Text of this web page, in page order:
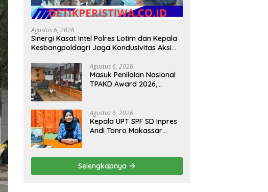
Agustus 6, 2026
Sinergi Kasat Intel Polres Lotim dan Kepala
Kesbangpoldagri Jaga Kondusivitas Aksi
Agustus 6, 2026
Masuk Penilaian Nasional
TPAKD Award 2026,
untuk Dongkrak
Kesejahteraan Warga
Agustus 6, 2026
Kepala UPT SPF SD Inpres
Andi Tonro Makassar
Sekolah
Selengkapnya